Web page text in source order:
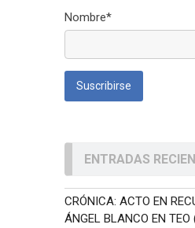
Nombre*
ENTRADAS
CRÓNICA: ACTO EN
ÁNGEL BLANCO EN